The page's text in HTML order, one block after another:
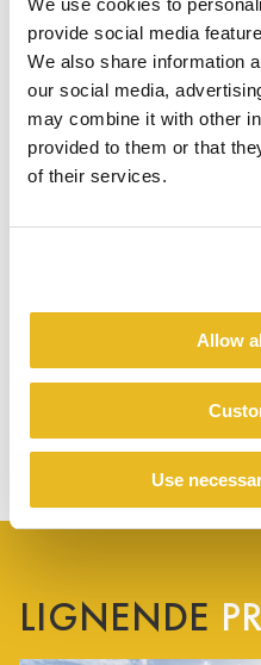
We use cookies to
provide social media
We also share information
our social media,
may combine it with other
provided to them or that
of their services.
Allow
Use
LIGNENDE